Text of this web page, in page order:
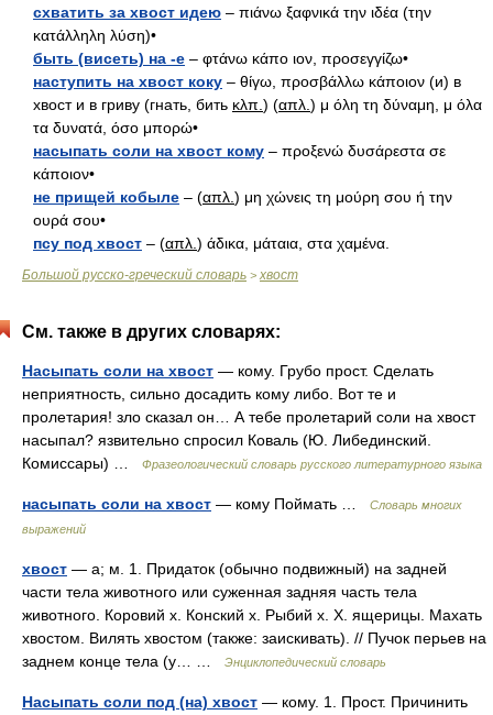
схватить за хвост идею – πιάνω ξαφνικά την ιδέα (την
κατάλληλη λύση)•
быть (висеть) на -е – φτάνω κάπο ιον, προσεγγίζω•
наступить на хвост коку – θίγω, προσβάλλω κάποιον (и) в
хвост и в гриву (гнать, бить κλπ. ) (απλ. ) μ όλη τη δύναμη, μ όλα
τα δυνατά, όσο μπορώ•
насыпать соли на хвост кому – προξενώ δυσάρεστα σε
κάποιον•
не прищей кобыле – (απλ. ) μη χώνεις τη μούρη σου ή την
ουρά σου•
псу под хвост – (απλ. ) άδικα, μάταια, στα χαμένα.
Большой русско-греческий словарь > хвост
См. также в других словарях:
Насыпать соли на хвост — кому. Грубо прост. Сделать
неприятность, сильно досадить кому либо. Вот те и
пролетария! зло сказал он… А тебе пролетарий соли на хвост
насыпал? язвительно спросил Коваль (Ю. Либединский.
Комиссары) …
Фразеологический словарь русского литературного языка
насыпать соли на хвост — кому Поймать …
Словарь многих
выражений
хвост — а; м. 1. Придаток (обычно подвижный) на задней
части тела животного или суженная задняя часть тела
животного. Коровий х. Конский х. Рыбий х. Х. ящерицы. Махать
хвостом. Вилять хвостом (также: заискивать). // Пучок перьев на
заднем конце тела (у… …
Энциклопедический словарь
Насыпать соли под (на) хвост — кому. 1. Прост. Причинить